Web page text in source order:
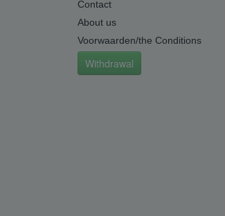
Contact
About us
Voorwaarden/the Conditions
Withdrawal